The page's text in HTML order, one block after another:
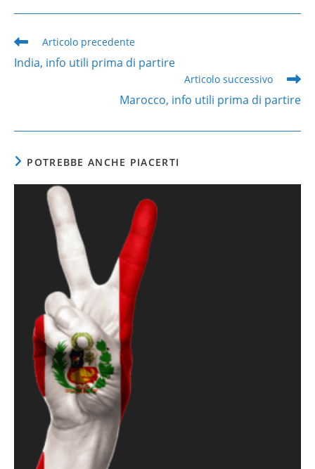
Leggi
altri
articoli
Articolo precedente
India, info utili prima di partire
Articolo successivo
Marocco, info utili prima di partire
POTREBBE ANCHE PIACERTI